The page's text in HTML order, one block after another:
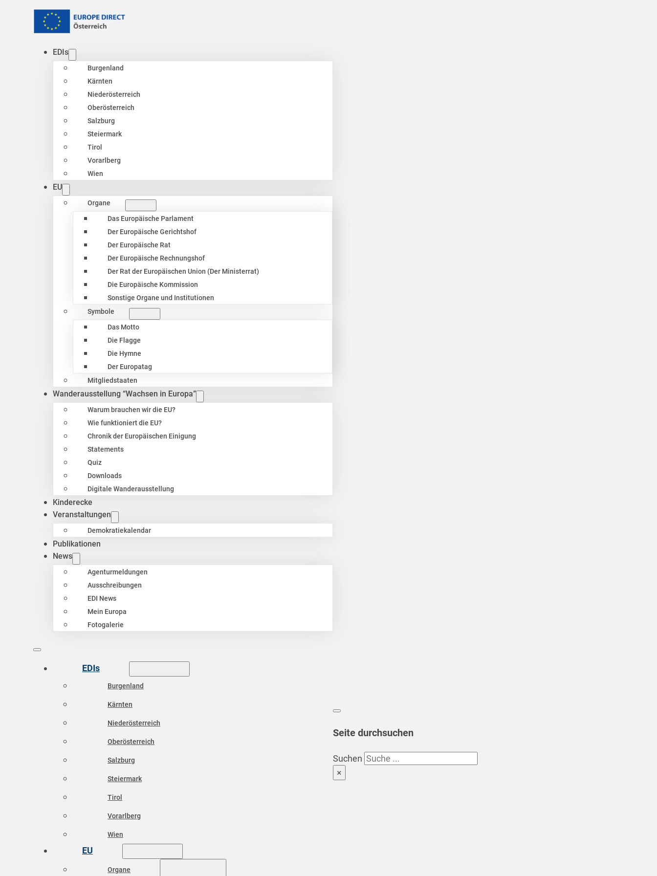
EDIs
Burgenland
Kärnten
Niederösterreich
Oberösterreich
Salzburg
Steiermark
Tirol
Vorarlberg
Wien
EU
Organe
Das Europäische Parlament
Der Europäische Gerichtshof
Der Europäische Rat
Der Europäische Rechnungshof
Der Rat der Europäischen Union (Der Ministerrat)
Die Europäische Kommission
Sonstige Organe und Institutionen
Symbole
Das Motto
Die Flagge
Die Hymne
Der Europatag
Mitgliedstaaten
Wanderausstellung “Wachsen in Europa”
Warum brauchen wir die EU?
Wie funktioniert die EU?
Chronik der Europäischen Einigung
Statements
Quiz
Downloads
Digitale Wanderausstellung
Kinderecke
Veranstaltungen
Demokratiekalendar
Publikationen
News
Agenturmeldungen
Ausschreibungen
EDI News
Mein Europa
Fotogalerie
EDIs
Burgenland
Kärnten
Niederösterreich
Oberösterreich
Salzburg
Steiermark
Tirol
Vorarlberg
Wien
EU
Organe
Seite durchsuchen
Suchen
×